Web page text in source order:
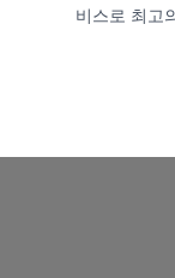
비스로 최고